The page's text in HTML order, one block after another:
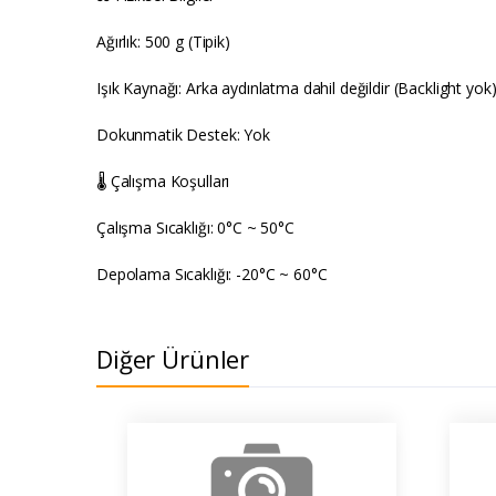
Ağırlık: 500 g (Tipik)
Işık Kaynağı: Arka aydınlatma dahil değildir (Backlight yok)
Dokunmatik Destek: Yok
🌡️ Çalışma Koşulları
Çalışma Sıcaklığı: 0°C ~ 50°C
Depolama Sıcaklığı: -20°C ~ 60°C
Diğer Ürünler